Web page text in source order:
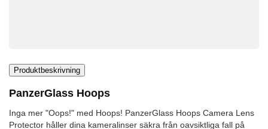
Produktbeskrivning
PanzerGlass Hoops
Inga mer "Oops!" med Hoops! PanzerGlass Hoops Camera Lens
Protector håller dina kameralinser säkra från oavsiktliga fall på